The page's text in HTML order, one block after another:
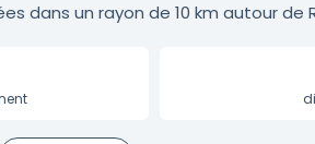
dans un rayon de 10 km autour de